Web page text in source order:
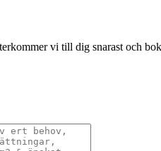
vi till dig snarast och